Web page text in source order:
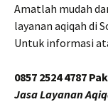
Amatlah mudah
layanan aqiqah di
Untuk informasi
0857 2524 4787
Jasa Layanan